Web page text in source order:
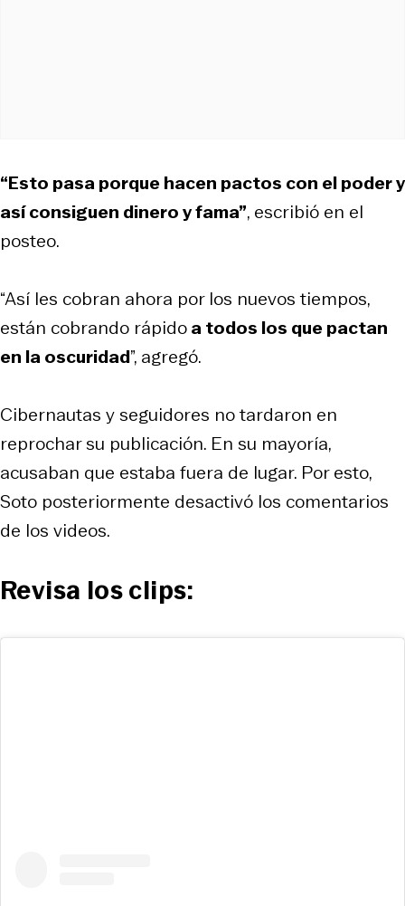
“Esto pasa porque hacen pactos con el poder y
así consiguen dinero y fama”, escribió en el
posteo.
“Así les cobran ahora por los nuevos tiempos,
están cobrando rápidoa todos los que pactan
en la oscuridad”, agregó.
Cibernautas y seguidores no tardaron en
reprochar su publicación. En su mayoría,
acusaban que estaba fuera de lugar. Por esto,
Soto posteriormente desactivó los comentarios
de los videos.
Revisa los clips: